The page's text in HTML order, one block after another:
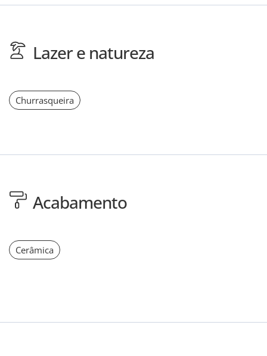
Lazer e natureza
Churrasqueira
Acabamento
Cerâmica